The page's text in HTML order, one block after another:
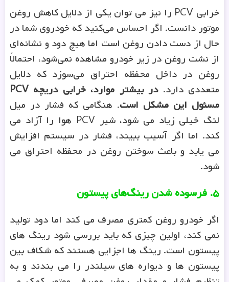
خرابی PCV را نیز می توان یکی از دلایل کاهش روغن
موتور دانست. اگر احساس می‌کنید که خودروی شما در
حال از دست دادن روغن است اما هیچ دود و نشانه‌ای
از نشت روغن در زیر خودرو مشاهده نمی‌شود، احتمالاً
روغن در داخل محفظه احتراق می‌سوزد که دلایل
متعددی دارد.
در بیشتر موارد، خرابی دریچه PCV
مسئول این مشکل است. هنگامی که فشار در میل
لنگ خیلی زیاد می شود، شیر PCV هوا را آزاد می
کند. اما اگر آسیب ببیند، فشار در سیستم افزایش
می یابد و باعث سوختن روغن در محفظه احتراق می
شود.
۵. فرسوده شدن رینگ‌های پیستون
اگر خودرو روغن کمتری مصرف می کند اما دود تولید
نمی کند، اولین چیزی که باید بررسی شود رینگ های
پیستون است. رینگ ها اجزایی هستند که شکاف بین
پیستون ها و دیواره های سیلندر را می بندند و به